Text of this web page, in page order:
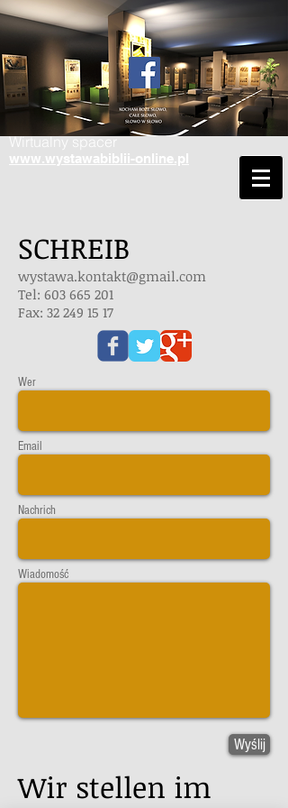
Wirtualny spacer
www.wystawabiblii-online.pl
SCHREIB
wystawa.kontakt@gmail.com
Tel: 603 665 201
Fax: 32 249 15 17
Wer
Email
Nachrich
Wiadomość
Wyślij
Wir stellen im